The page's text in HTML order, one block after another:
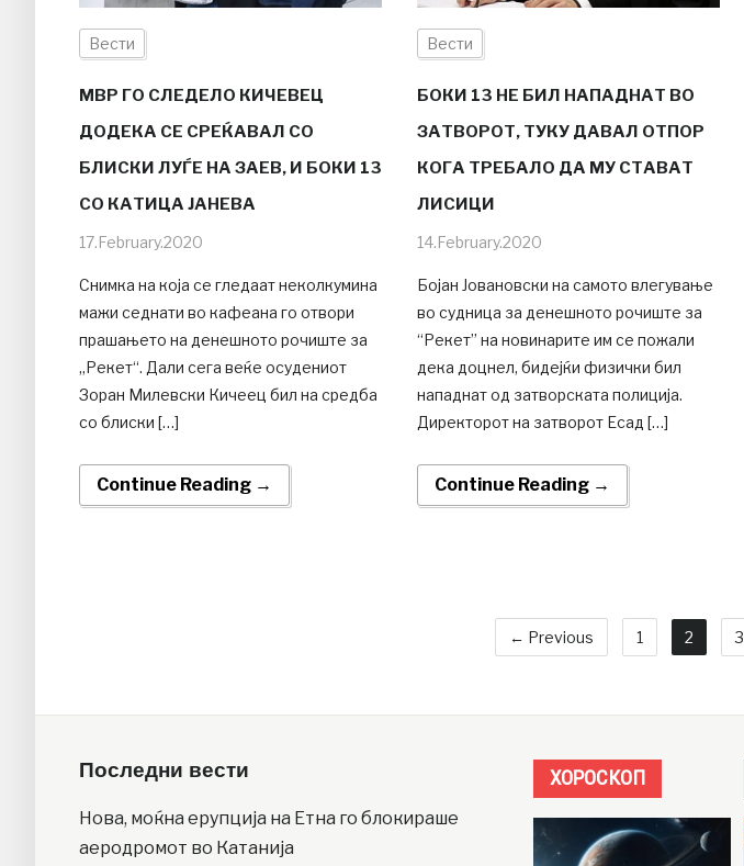
Вести
МВР ГО СЛЕДЕЛО КИЧЕВЕЦ
ДОДЕКА СЕ СРЕЌАВАЛ СО
БЛИСКИ ЛУЃЕ НА ЗАЕВ, И БОКИ 13
СО КАТИЦА ЈАНЕВА
17.February.2020
Снимка на која се гледаат неколкумина
мажи седнати во кафеана го отвори
прашањето на денешното рочиште за
„Рекет“. Дали сега веќе осудениот
Зоран Милевски Кичеец бил на средба
со блиски […]
Continue Reading →
Вести
БОКИ 13 НЕ БИЛ НАПАДНАТ ВО
ЗАТВОРОТ, ТУКУ ДАВАЛ ОТПОР
КОГА ТРЕБАЛО ДА МУ СТАВАТ
ЛИСИЦИ
14.February.2020
Бојан Јовановски на самото влегување
во судница за денешното рочиште за
“Рекет” на новинарите им се пожали
дека доцнел, бидејќи физички бил
нападнат од затворската полиција.
Директорот на затворот Есад […]
Continue Reading →
← Previous 1 2 3
Последни вести
Нова, моќна ерупција на Етна го блокираше
аеродромот во Катанија
ХОРОСКОП